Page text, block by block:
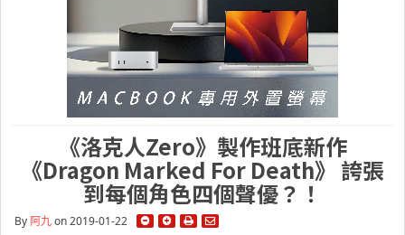
《洛克人Zero》製作班底新作
《Dragon Marked For Death》 誇張
到每個角色四個聲優？！
By 阿九on 2019-01-22